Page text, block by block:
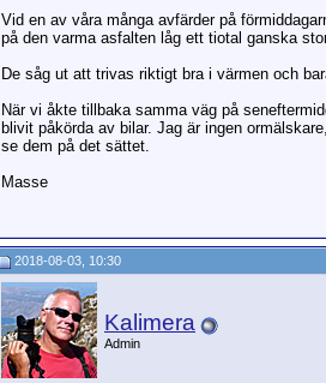
Vid en av våra många avfärder på
på den varma asfalten låg ett tiotal ganska
De såg ut att trivas riktigt bra i värmen och
När vi åkte tillbaka samma väg på
blivit påkörda av bilar. Jag är ingen
se dem på det sättet.
Masse
2018-08-03, 10:30
Kalimera
Admin